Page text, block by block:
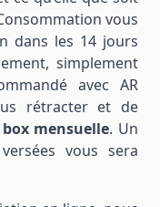
vous
dans les 14 jours
simplement
avec AR
rétracter et de
mensuelle. Un
vous sera